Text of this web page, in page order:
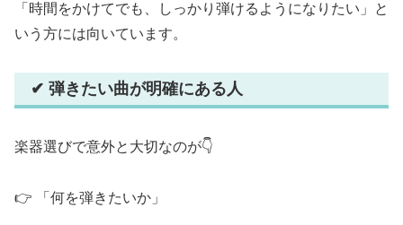
「時間をかけてでも、しっかり弾けるようになりたい」と
いう方には向いています。
✔ 弾きたい曲が明確にある人
楽器選びで意外と大切なのが👇
👉 「何を弾きたいか」